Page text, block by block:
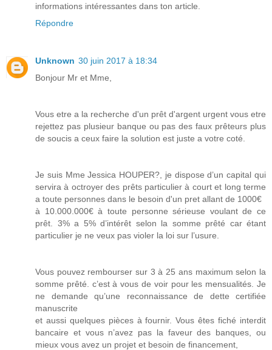
informations intéressantes dans ton article.
Répondre
Unknown 30 juin 2017 à 18:34
Bonjour Mr et Mme,
Vous etre a la recherche d'un prêt d'argent urgent vous etre
rejettez pas plusieur banque ou pas des faux prêteurs plus
de soucis a ceux faire la solution est juste a votre coté.
Je suis Mme Jessica HOUPER?, je dispose d’un capital qui
servira à octroyer des prêts particulier à court et long terme
a toute personnes dans le besoin d'un pret allant de 1000€
à 10.000.000€ à toute personne sérieuse voulant de ce
prêt. 3% a 5% d’intérêt selon la somme prêté car étant
particulier je ne veux pas violer la loi sur l’usure.
Vous pouvez rembourser sur 3 à 25 ans maximum selon la
somme prêté. c’est à vous de voir pour les mensualités. Je
ne demande qu’une reconnaissance de dette certifiée
manuscrite
et aussi quelques pièces à fournir. Vous êtes fiché interdit
bancaire et vous n’avez pas la faveur des banques, ou
mieux vous avez un projet et besoin de financement,